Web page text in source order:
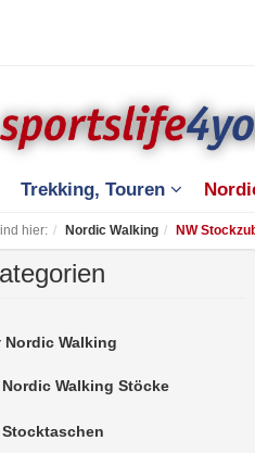
Trekking, Touren
hier: Nordic Walking NW
Nordic Walking
Nordic Walking Stöcke
Stocktaschen